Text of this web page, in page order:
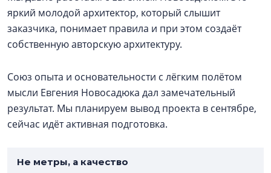
яркий молодой архитектор, который слышит
заказчика, понимает правила и при этом создаёт
собственную авторскую архитектуру.
Союз опыта и основательности с лёгким полётом
мысли Евгения Новосадюка дал замечательный
результат. Мы планируем вывод проекта в сентябре,
сейчас идёт активная подготовка.
Не метры, а качество